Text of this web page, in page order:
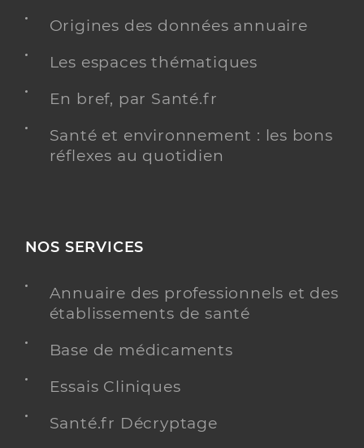
Origines des données annuaire
Les espaces thématiques
En bref, par Santé.fr
Santé et environnement : les bons
réflexes au quotidien
NOS SERVICES
Annuaire des professionnels et des
établissements de santé
Base de médicaments
Essais Cliniques
Santé.fr Décryptage